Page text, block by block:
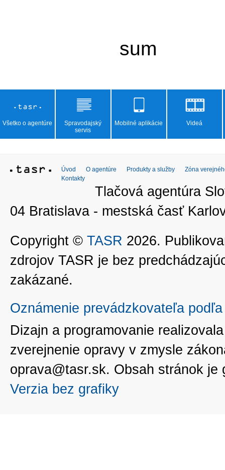
Všetko o agentúre
Spravodajský
servis
Mobilné aplikácie Videá
Úvod O agentúre Produkty a služby
Zóna
Kontakty
Tlačová agentúra
04 Bratislava - mestská časť
Copyright © TASR 2026.
zdrojov TASR je bez
zakázané.
Oznámenie prevádzkovateľa
Dizajn a programovanie
zverejnenie opravy v zmysle
oprava@tasr.sk. Obsah stránok
Verzia bez grafiky